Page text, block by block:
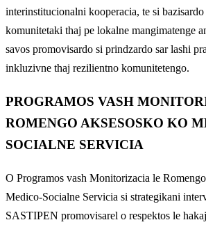
interinstitucionalni kooperacia, te si
komunitetaki thaj pe lokalne mangimatenge
savos promovisardo si prindzardo sar lashi
inkluzivne thaj rezilientno komunitetengo.
PROGRAMOS VASH
ROMENGO AKSESOSKO KO
SOCIALNE SERVICIA
O Programos vash Monitorizacia le
Medico-Socialne Servicia si strategikani
SASTIPEN promovisarel o respektos le